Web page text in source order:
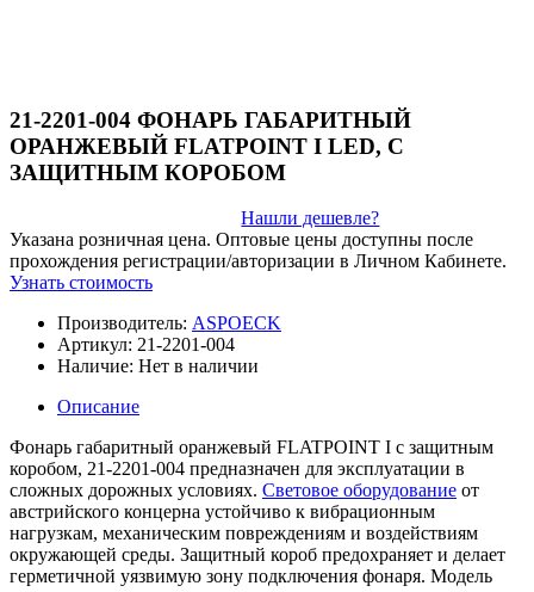
21-2201-004 ФОНАРЬ ГАБАРИТНЫЙ
ОРАНЖЕВЫЙ FLATPOINT I LED, С
ЗАЩИТНЫМ КОРОБОМ
Нашли дешевле?
Указана розничная цена. Оптовые цены доступны после
прохождения регистрации/авторизации в Личном Кабинете.
Узнать стоимость
Производитель: ASPOECK
Артикул: 21-2201-004
Наличие: Нет в наличии
Описание
Фонарь габаритный оранжевый FLATPOINT I с защитным
коробом, 21-2201-004 предназначен для эксплуатации в
сложных дорожных условиях. Световое оборудование от
австрийского концерна устойчиво к вибрационным
нагрузкам, механическим повреждениям и воздействиям
окружающей среды. Защитный короб предохраняет и делает
герметичной уязвимую зону подключения фонаря. Модель